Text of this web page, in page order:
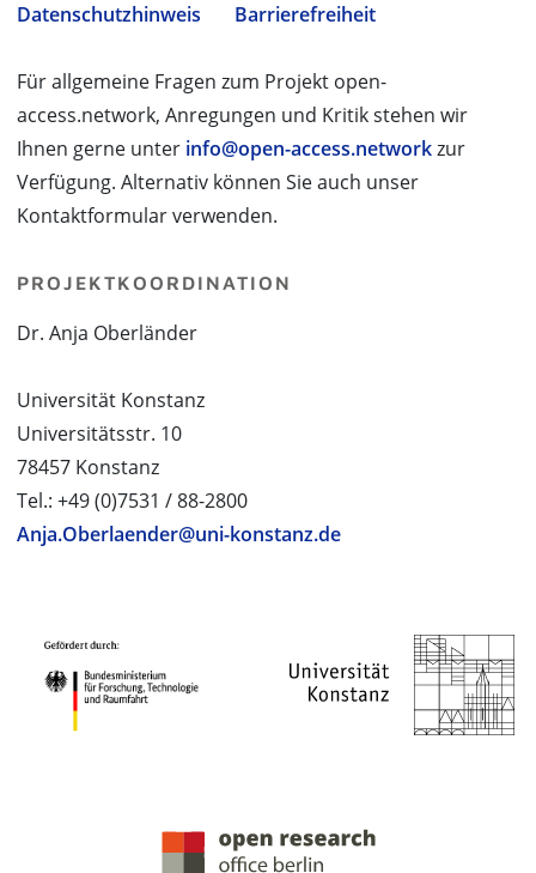
Datenschutzhinweis
Barrierefreiheit
Für allgemeine Fragen zum Projekt open-
access.network, Anregungen und Kritik stehen wir
Ihnen gerne unter info@open-access.networkzur
Verfügung. Alternativ können Sie auch unser
Kontaktformular verwenden.
PROJEKTKOORDINATION
Dr. Anja Oberländer
Universität Konstanz
Universitätsstr. 10
78457 Konstanz
Tel.: +49 (0)7531 / 88-2800
Anja.Oberlaender@uni-konstanz.de